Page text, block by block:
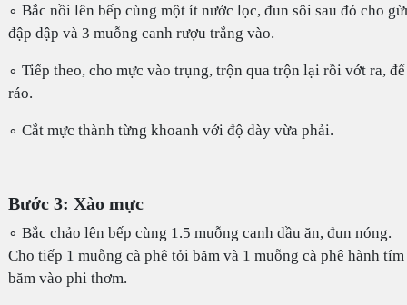
∘ Bắc nồi lên bếp cùng một ít nước lọc, đun sôi sau đó cho
đập dập và 3 muỗng canh rượu trắng vào.
∘ Tiếp theo, cho mực vào trụng, trộn qua trộn lại rồi vớt ra, để
ráo.
∘ Cắt mực thành từng khoanh với độ dày vừa phải.
Bước 3: Xào mực
∘ Bắc chảo lên bếp cùng 1.5 muỗng canh dầu ăn, đun nóng.
Cho tiếp 1 muỗng cà phê tỏi băm và 1 muỗng cà phê hành tím
băm vào phi thơm.